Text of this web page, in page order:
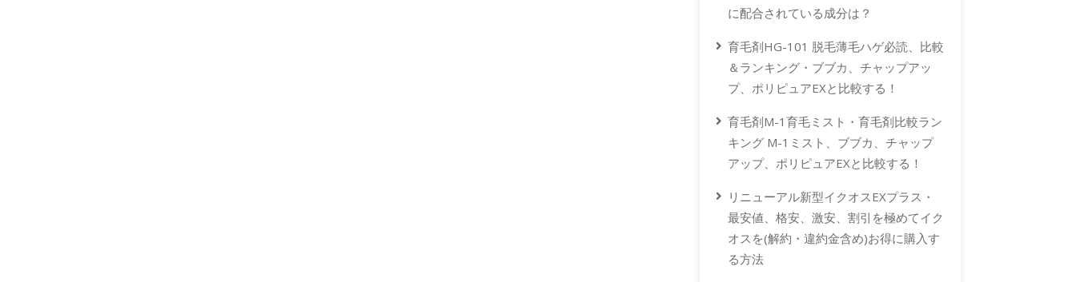
に配合されている成分は？
育毛剤HG-101 脱毛薄毛ハゲ必読、比較
＆ランキング・ブブカ、チャップアッ
プ、ポリピュアEXと比較する！
育毛剤M-1育毛ミスト・育毛剤比較ラン
キング M-1ミスト、ブブカ、チャップ
アップ、ポリピュアEXと比較する！
リニューアル新型イクオスEXプラス・
最安値、格安、激安、割引を極めてイク
オスを(解約・違約金含め)お得に購入す
る方法